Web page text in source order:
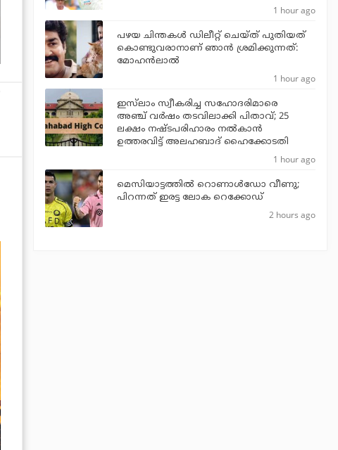
1 hour ago
പഴയ ചിന്തകള്‍ ഡിലീറ്റ് ചെയ്ത് പുതിയത്
കൊണ്ടുവരാനാണ് ഞാന്‍ ശ്രമിക്കുന്നത്:
മോഹന്‍ലാല്‍
1 hour ago
ഇസ്‌ലാം സ്വീകരിച്ച സഹോദരിമാരെ
അഞ്ച് വര്‍ഷം തടവിലാക്കി പിതാവ്; 25
ലക്ഷം നഷ്ടപരിഹാരം നല്‍കാന്‍
ഉത്തരവിട്ട് അലഹബാദ് ഹൈക്കോടതി
1 hour ago
മെസിയാട്ടത്തില്‍ റൊണാള്‍ഡോ വീണു;
പിറന്നത് ഇരട്ട ലോക റെക്കോഡ്
2 hours ago